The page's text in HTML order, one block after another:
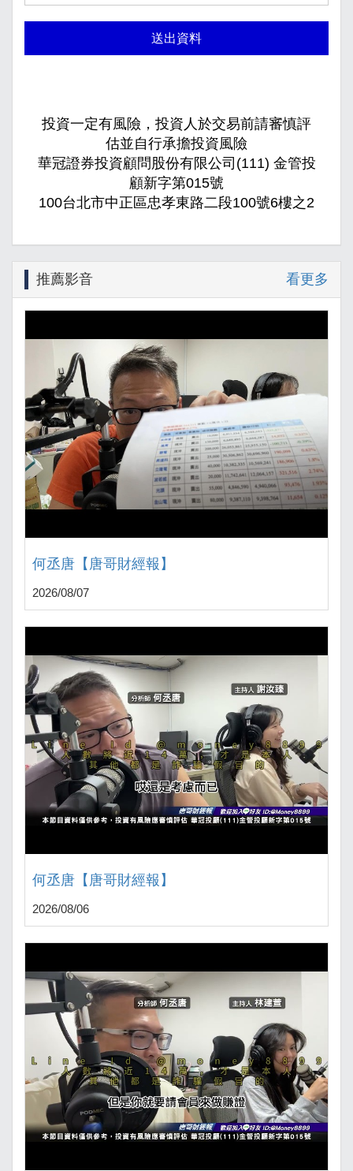
送出資料
投資一定有風險，投資人於交易前請審慎評
估並自行承擔投資風險
華冠證券投資顧問股份有限公司(111) 金管投
顧新字第015號
100台北市中正區忠孝東路二段100號6樓之2
推薦影音 看更多
何丞唐【唐哥財經報】
2026/08/07
何丞唐【唐哥財經報】
2026/08/06